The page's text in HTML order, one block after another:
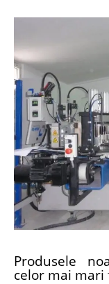
Produsele
celor mai